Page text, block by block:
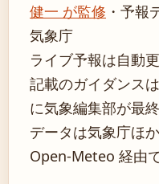
健一 が監修 ・ 予報
気象庁
ライブ予報は自動
記載のガイダンス
に気象編集部が最
データは気象庁ほ
Open-Meteo 経由